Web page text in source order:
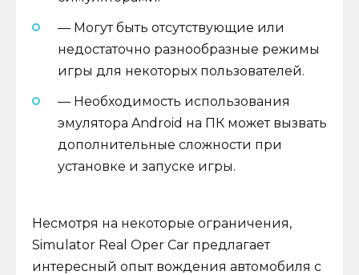
— Могут быть отсутствующие или
недостаточно разнообразные режимы
игры для некоторых пользователей.
— Необходимость использования
эмулятора Android на ПК может вызвать
дополнительные сложности при
установке и запуске игры.
Несмотря на некоторые ограничения,
Simulator Real Oper Car предлагает
интересный опыт вождения автомобиля с